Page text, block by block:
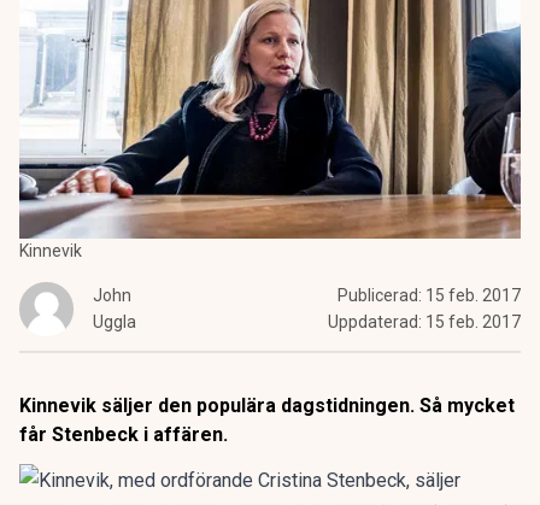
Kinnevik
John
Uggla
Publicerad: 15 feb. 2017
Uppdaterad: 15 feb. 2017
Kinnevik säljer den populära dagstidningen. Så mycket
får Stenbeck i affären.